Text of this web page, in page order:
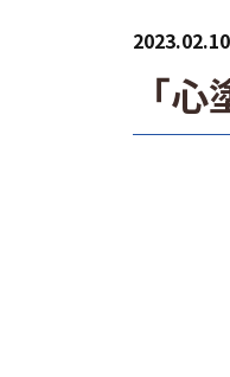
「
2023.02.10